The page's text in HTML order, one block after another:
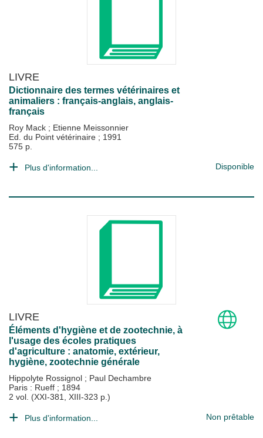
LIVRE
Dictionnaire des termes vétérinaires et
animaliers : français-anglais, anglais-
français
Roy Mack ; Etienne Meissonnier
Ed. du Point vétérinaire ; 1991
575 p.
Plus d'information... Disponible
LIVRE
Éléments d'hygiène et de zootechnie, à
l'usage des écoles pratiques
d'agriculture : anatomie, extérieur,
hygiène, zootechnie générale
Hippolyte Rossignol ; Paul Dechambre
Paris : Rueff ; 1894
2 vol. (XXI-381, XIII-323 p.)
Plus d'information... Non prêtable